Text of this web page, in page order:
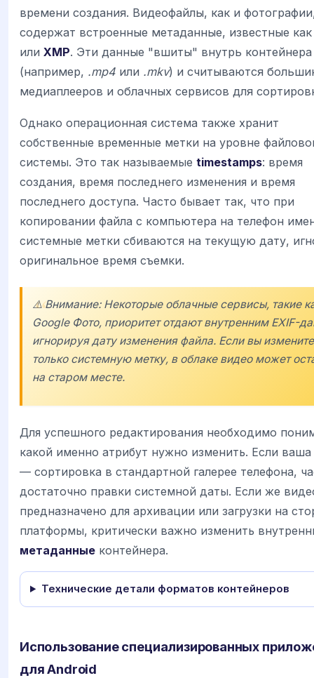
времени создания. Видеофайлы, как и
содержат встроенные метаданные, известные
или XMP. Эти данные "вшиты" внутрь контейнера
(например, .mp4 или .mkv) и считываются
медиаплееров и облачных сервисов для
Однако операционная система также хранит
собственные временные метки на уровне
системы. Это так называемые timestamps: время
создания, время последнего изменения и время
последнего доступа. Часто бывает так, что при
копировании файла с компьютера на телефон
системные метки сбиваются на текущую дату,
оригинальное время съемки.
⚠️ Внимание: Некоторые облачные сервисы, такие
Google Фото, приоритет отдают внутренним EXIF-
игнорируя дату изменения файла. Если вы измените
только системную метку, в облаке видео может
на старом месте.
Для успешного редактирования необходимо
какой именно атрибут нужно изменить. Если ваша
— сортировка в стандартной галерее телефона,
достаточно правки системной даты. Если же
предназначено для архивации или загрузки на
платформы, критически важно изменить
метаданные контейнера.
Технические детали форматов контейнеров
Использование специализированных
для Android